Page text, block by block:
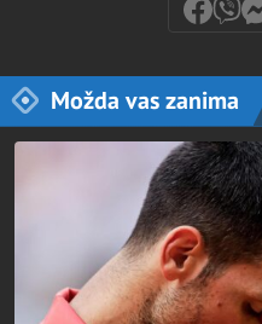
Možda vas zanima